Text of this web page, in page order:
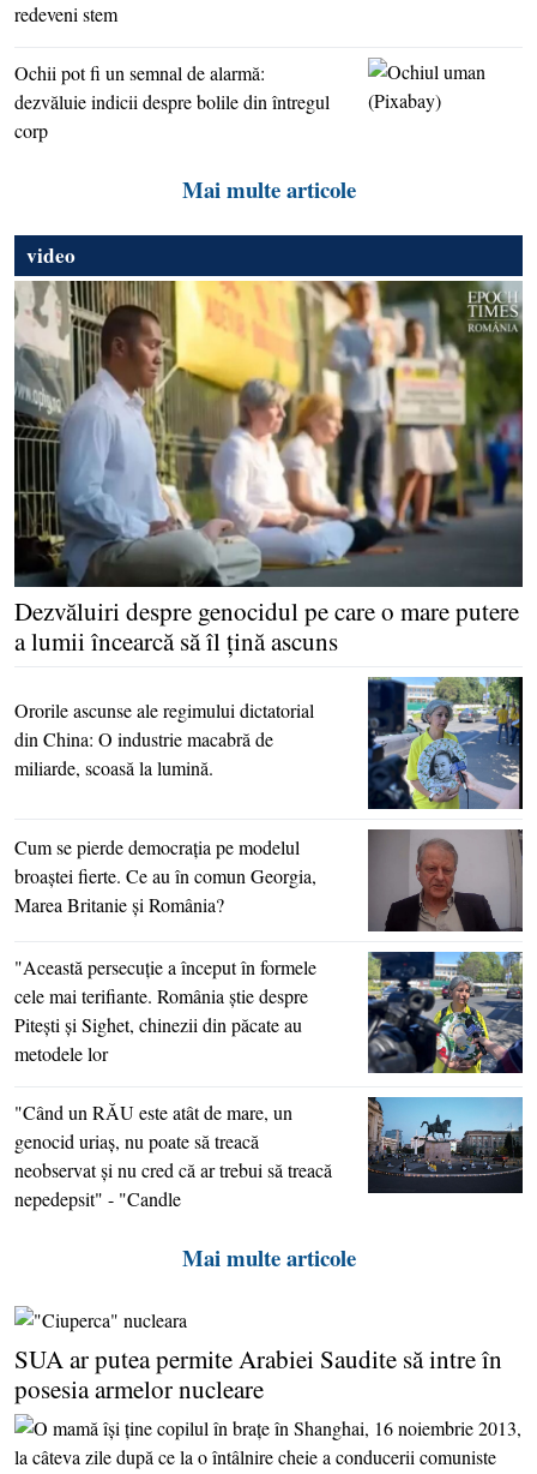
video
Dezvăluiri despre genocidul pe care o mare putere
a lumii încearcă să îl ţină ascuns
Ororile ascunse ale regimului dictatorial
din China: O industrie macabră de
miliarde, scoasă la lumină.
Cum se pierde democraţia pe modelul
broaştei fierte. Ce au în comun Georgia,
Marea Britanie şi România?
"Această persecuţie a început în formele
cele mai terifiante. România ştie despre
Piteşti şi Sighet, chinezii din păcate au
metodele lor
"Când un RĂU este atât de mare, un
genocid uriaş, nu poate să treacă
neobservat şi nu cred că ar trebui să treacă
nepedepsit" - "Candle
Mai multe articole
redeveni stem
Ochii pot fi un semnal de alarmă:
dezvăluie indicii despre bolile din întregul
corp
Mai multe articole
SUA ar putea permite Arabiei Saudite să intre în
posesia armelor nucleare